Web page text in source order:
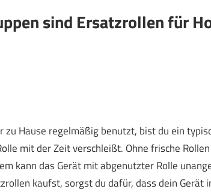
sind Ersatzrollen für
Hause regelmäßig benutzt, bist du ein
mit der Zeit verschleißt. Ohne frische
kann das Gerät mit abgenutzter Rolle
kaufst, sorgst du dafür, dass dein